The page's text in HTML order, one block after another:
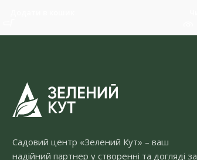
Садовий центр «Зелений Кут» – ваш
надійний партнер у створенні та догляді за